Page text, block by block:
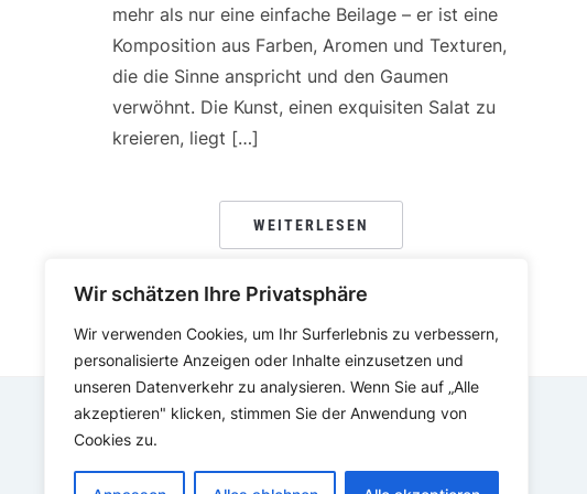
Wir schätzen Ihre Privatsphäre
Wir verwenden Cookies, um Ihr Surferlebnis zu verbessern,
personalisierte Anzeigen oder Inhalte einzusetzen und
unseren Datenverkehr zu analysieren. Wenn Sie auf „Alle
akzeptieren" klicken, stimmen Sie der Anwendung von
Cookies zu.
mehr als nur eine einfache Beilage – er ist eine
Komposition aus Farben, Aromen und Texturen,
die die Sinne anspricht und den Gaumen
verwöhnt. Die Kunst, einen exquisiten Salat zu
kreieren, liegt […]
WEITERLESEN